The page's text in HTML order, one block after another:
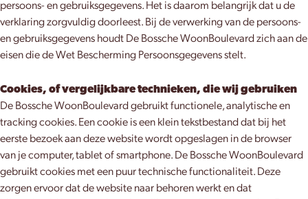
persoons- en gebruiksgegevens. Het is daarom belangrijk dat u de
verklaring zorgvuldig doorleest. Bij de verwerking van de persoons-
en gebruiksgegevens houdt De Bossche WoonBoulevard zich aan de
eisen die de Wet Bescherming Persoonsgegevens stelt.
Cookies, of vergelijkbare technieken, die wij gebruiken
De Bossche WoonBoulevard gebruikt functionele, analytische en
tracking cookies. Een cookie is een klein tekstbestand dat bij het
eerste bezoek aan deze website wordt opgeslagen in de browser
van je computer, tablet of smartphone. De Bossche WoonBoulevard
gebruikt cookies met een puur technische functionaliteit. Deze
zorgen ervoor dat de website naar behoren werkt en dat